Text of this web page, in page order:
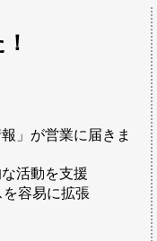
」が営業に届きま
活動を支援
容易に拡張